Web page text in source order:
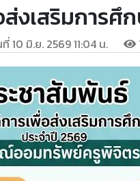
งเสริมการศึ
10 มิ.ย. 2569 11:04 น.